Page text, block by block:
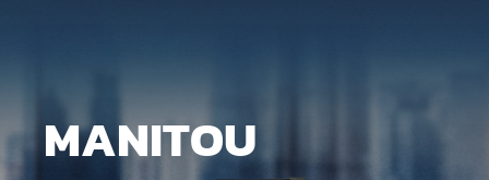
MANITOU